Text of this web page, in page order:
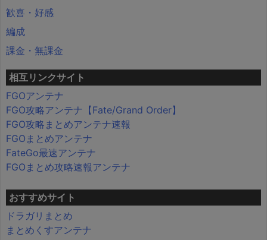
歓喜・好感
編成
課金・無課金
相互リンクサイト
FGOアンテナ
FGO攻略アンテナ【Fate/Grand Order】
FGO攻略まとめアンテナ速報
FGOまとめアンテナ
FateGo最速アンテナ
FGOまとめ攻略速報アンテナ
おすすめサイト
ドラガリまとめ
まとめくすアンテナ